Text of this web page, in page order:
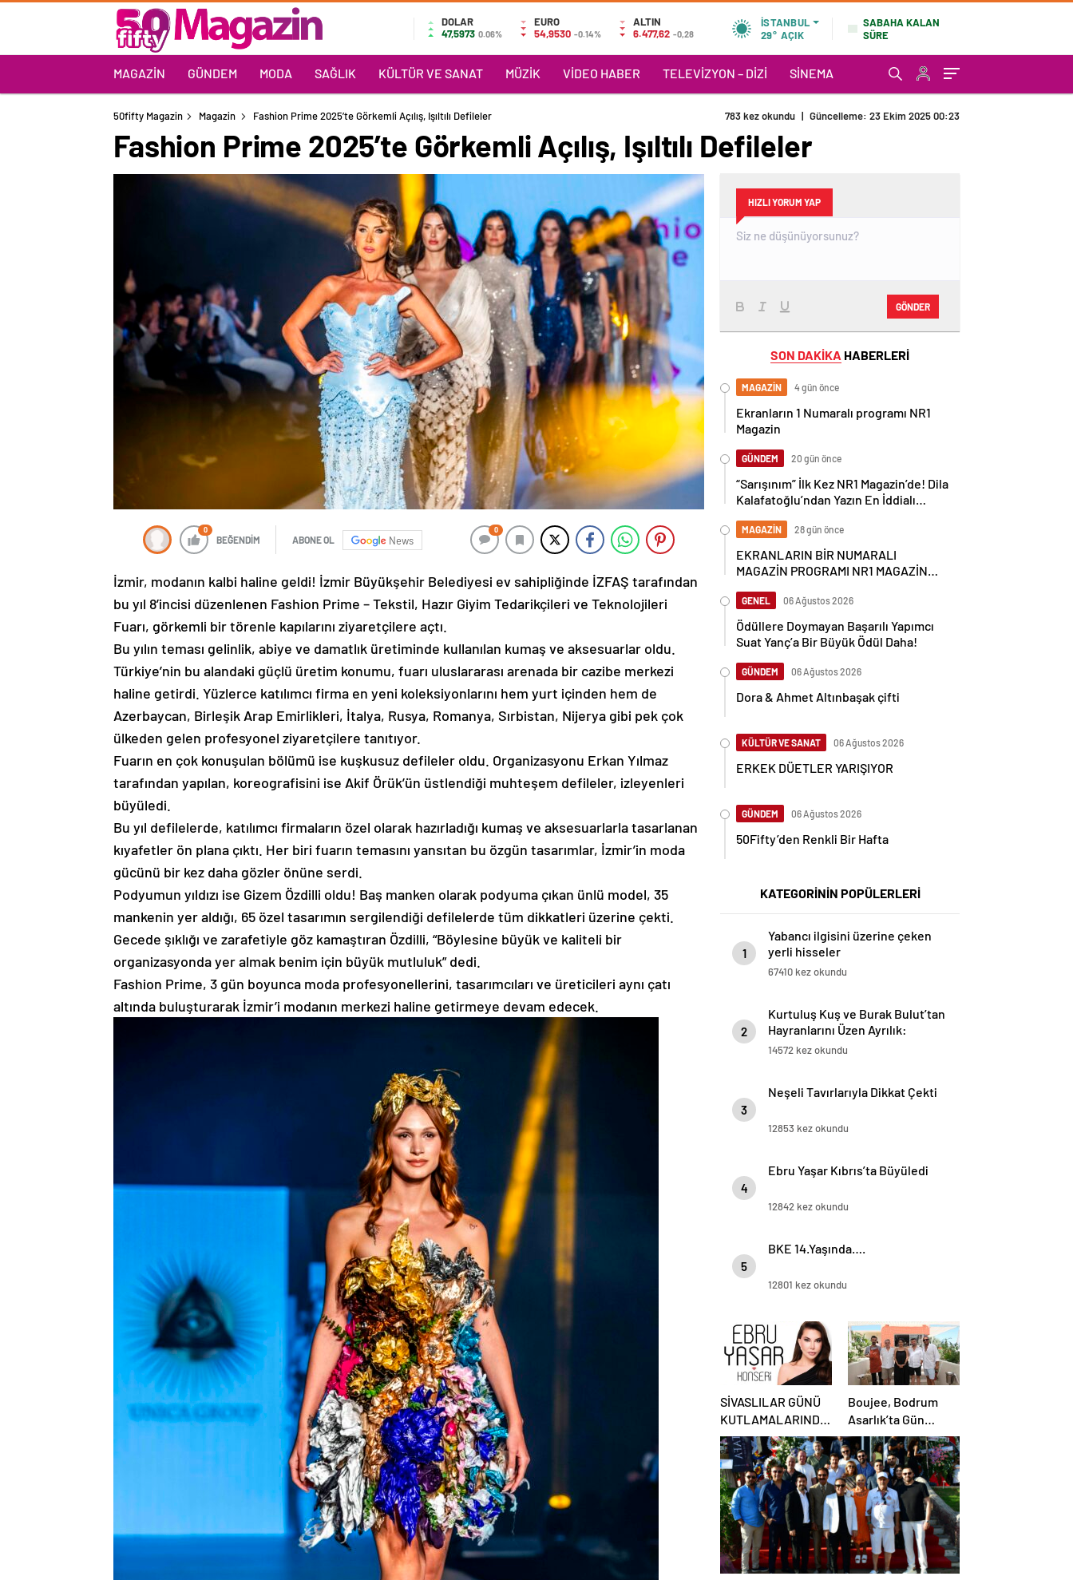
DOLAR
47,5973 0.06%
EURO
54,9530 -0.14%
ALTIN
6.477,62 -0,28
İSTANBUL
29° AÇIK
SABAHA KALAN
SÜRE
MAGAZIN GÜNDEM MODA SAĞLIK KÜLTÜR VE SANAT MÜZIK VIDEO HABER TELEVIZYON – DIZI SINEMA
50fifty Magazin Magazin Fashion Prime 2025’te Görkemli Açılış, Işıltılı Defileler 783 kez okundu | Güncelleme: 23 Ekim 2025 00:23
Fashion Prime 2025’te Görkemli Açılış, Işıltılı Defileler
0
BEĞENDİM ABONE OL News
0
İzmir, modanın kalbi haline geldi! İzmir Büyükşehir Belediyesi ev sahipliğinde İZFAŞ tarafından
bu yıl 8’incisi düzenlenen Fashion Prime – Tekstil, Hazır Giyim Tedarikçileri ve Teknolojileri
Fuarı, görkemli bir törenle kapılarını ziyaretçilere açtı.
Bu yılın teması gelinlik, abiye ve damatlık üretiminde kullanılan kumaş ve aksesuarlar oldu.
Türkiye’nin bu alandaki güçlü üretim konumu, fuarı uluslararası arenada bir cazibe merkezi
haline getirdi. Yüzlerce katılımcı firma en yeni koleksiyonlarını hem yurt içinden hem de
Azerbaycan, Birleşik Arap Emirlikleri, İtalya, Rusya, Romanya, Sırbistan, Nijerya gibi pek çok
ülkeden gelen profesyonel ziyaretçilere tanıtıyor.
Fuarın en çok konuşulan bölümü ise kuşkusuz defileler oldu. Organizasyonu Erkan Yılmaz
tarafından yapılan, koreografisini ise Akif Örük’ün üstlendiği muhteşem defileler, izleyenleri
büyüledi.
Bu yıl defilelerde, katılımcı firmaların özel olarak hazırladığı kumaş ve aksesuarlarla tasarlanan
kıyafetler ön plana çıktı. Her biri fuarın temasını yansıtan bu özgün tasarımlar, İzmir’in moda
gücünü bir kez daha gözler önüne serdi.
Podyumun yıldızı ise Gizem Özdilli oldu! Baş manken olarak podyuma çıkan ünlü model, 35
mankenin yer aldığı, 65 özel tasarımın sergilendiği defilelerde tüm dikkatleri üzerine çekti.
Gecede şıklığı ve zarafetiyle göz kamaştıran Özdilli, “Böylesine büyük ve kaliteli bir
organizasyonda yer almak benim için büyük mutluluk” dedi.
Fashion Prime, 3 gün boyunca moda profesyonellerini, tasarımcıları ve üreticileri aynı çatı
altında buluşturarak İzmir’i modanın merkezi haline getirmeye devam edecek.
HIZLI YORUM YAP
GÖNDER
SON DAKİKA HABERLERİ
MAGAZİN 4 gün önce
Ekranların 1 Numaralı programı NR1
Magazin
GÜNDEM 20 gün önce
“Sarışınım” İlk Kez NR1 Magazin’de! Dila
Kalafatoğlu’ndan Yazın En İddialı
MAGAZİN 28 gün önce
EKRANLARIN BİR NUMARALI
MAGAZİN PROGRAMI NR1 MAGAZİN
GENEL 06 Ağustos 2026
Ödüllere Doymayan Başarılı Yapımcı
Suat Yanç’a Bir Büyük Ödül Daha!
GÜNDEM 06 Ağustos 2026
Dora & Ahmet Altınbaşak çifti
KÜLTÜR VE SANAT 06 Ağustos 2026
ERKEK DÜETLER YARIŞIYOR
GÜNDEM 06 Ağustos 2026
50Fifty’den Renkli Bir Hafta
KATEGORİNİN POPÜLERLERİ
1
Yabancı ilgisini üzerine çeken
yerli hisseler
67410 kez okundu
2
Kurtuluş Kuş ve Burak Bulut’tan
Hayranlarını Üzen Ayrılık:
“Birlikte Son Sahnede, Son
14572 kez okundu
3
Neşeli Tavırlarıyla Dikkat Çekti
12853 kez okundu
4
Ebru Yaşar Kıbrıs’ta Büyüledi
12842 kez okundu
5
BKE 14.Yaşında….
12801 kez okundu
SİVASLILAR GÜNÜ
KUTLAMALARINDA
EBRU YAŞAR
RÜZGARI ESECEK!
Boujee, Bodrum
Asarlık’ta Gün
Batımının En Şık
Adresi Oldu